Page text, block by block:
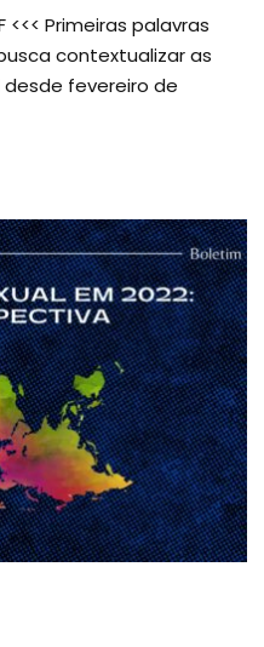
<<< Primeiras palavras
contextualizar as
fevereiro de